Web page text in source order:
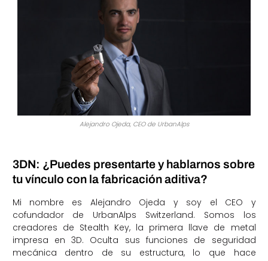
Alejandro Ojeda, CEO de UrbanAlps
3DN: ¿Puedes presentarte y hablarnos sobre
tu vínculo con la fabricación aditiva?
Mi nombre es Alejandro Ojeda y soy el CEO y
cofundador de UrbanAlps Switzerland. Somos los
creadores de Stealth Key, la primera llave de metal
impresa en 3D. Oculta sus funciones de seguridad
mecánica dentro de su estructura, lo que hace